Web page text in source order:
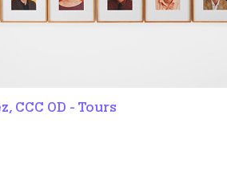
CCC OD - Tours